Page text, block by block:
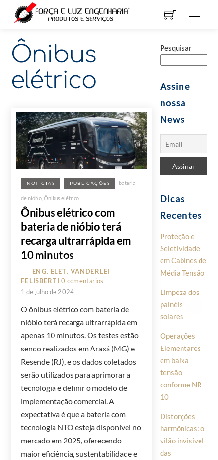
Ônibus
elétrico
NOTÍCIAS PUBLICAÇÕES bateria
de nióbio Ônibus elétrico
Ônibus elétrico com
bateria de nióbio terá
recarga ultrarrápida em
10 minutos
ENG. ELET. VANDERLEI
FELISBERTI 0 comentários
1 de julho de 2024
O ônibus elétrico com bateria de
nióbio terá recarga ultrarrápida em
apenas 10 minutos. Os testes estão
sendo realizados em Araxá (MG) e
Resende (RJ), e os dados coletados
serão utilizados para aprimorar a
tecnologia e definir o modelo de
implementação comercial. A
expectativa é que a bateria com
tecnologia NTO esteja disponível no
mercado em 2025, oferecendo
maior eficiência, sustentabilidade e
Pesquisar
Assine
nossa
News
Dicas
Recentes
Proteção e
Seletividade
em Cabines de
Média Tensão
Limpeza dos
painéis
solares
Operações
Elementares
em baixa
tensão
conforme NR
10
Distorções
harmônicas: o
vilão invisível
das